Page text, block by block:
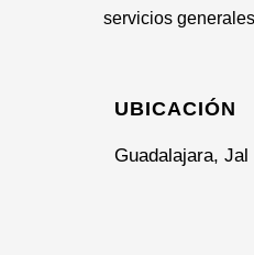
servicios
UBICACIÓN
Guadalajara, Jal